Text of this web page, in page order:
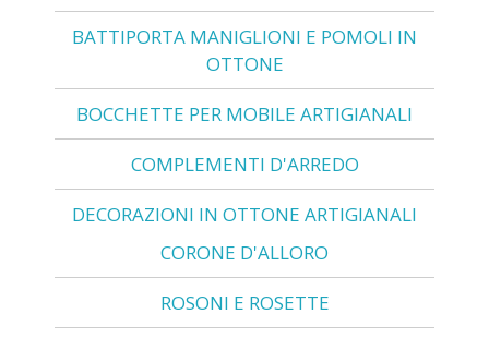
BATTIPORTA MANIGLIONI E POMOLI IN
OTTONE
BOCCHETTE PER MOBILE ARTIGIANALI
COMPLEMENTI D'ARREDO
DECORAZIONI IN OTTONE ARTIGIANALI
CORONE D'ALLORO
ROSONI E ROSETTE